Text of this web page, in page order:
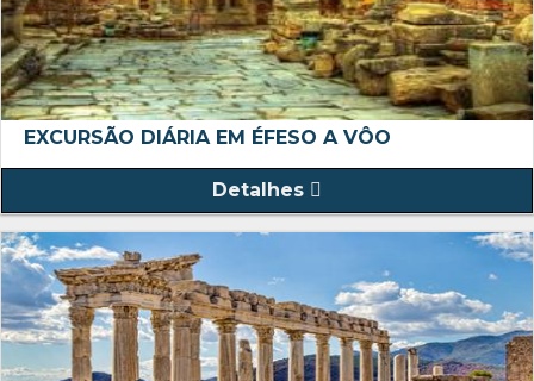
EXCURSÃO DIÁRIA EM ÉFESO A VÔO
Detalhes